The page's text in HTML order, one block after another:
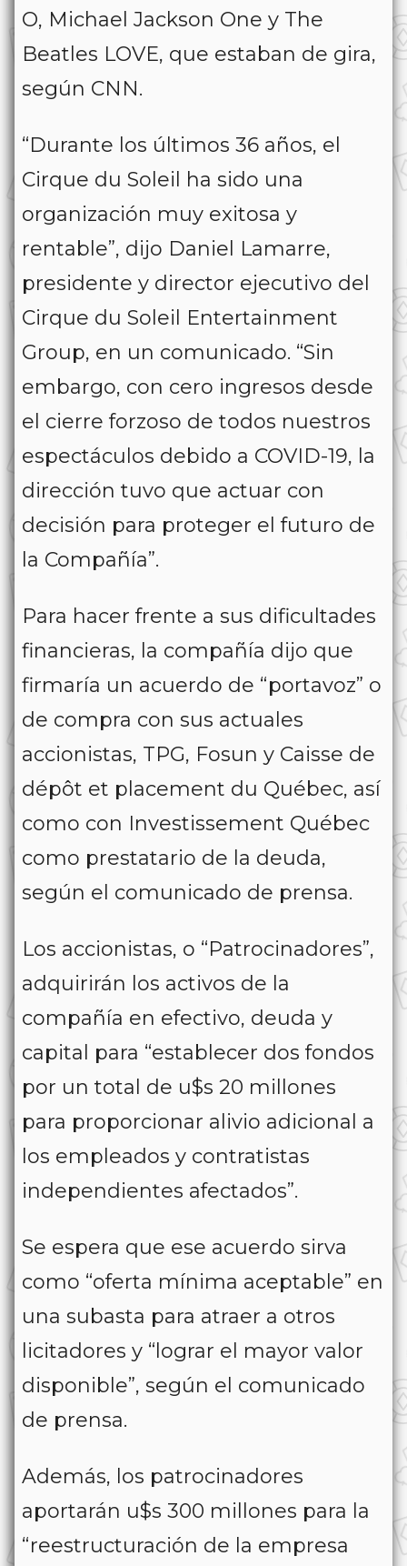
O, Michael Jackson One y The
Beatles LOVE, que estaban de gira,
según CNN.
“Durante los últimos 36 años, el
Cirque du Soleil ha sido una
organización muy exitosa y
rentable”, dijo Daniel Lamarre,
presidente y director ejecutivo del
Cirque du Soleil Entertainment
Group, en un comunicado. “Sin
embargo, con cero ingresos desde
el cierre forzoso de todos nuestros
espectáculos debido a COVID-19, la
dirección tuvo que actuar con
decisión para proteger el futuro de
la Compañía”.
Para hacer frente a sus dificultades
financieras, la compañía dijo que
firmaría un acuerdo de “portavoz” o
de compra con sus actuales
accionistas, TPG, Fosun y Caisse de
dépôt et placement du Québec, así
como con Investissement Québec
como prestatario de la deuda,
según el comunicado de prensa.
Los accionistas, o “Patrocinadores”,
adquirirán los activos de la
compañía en efectivo, deuda y
capital para “establecer dos fondos
por un total de u$s 20 millones
para proporcionar alivio adicional a
los empleados y contratistas
independientes afectados”.
Se espera que ese acuerdo sirva
como “oferta mínima aceptable” en
una subasta para atraer a otros
licitadores y “lograr el mayor valor
disponible”, según el comunicado
de prensa.
Además, los patrocinadores
aportarán u$s 300 millones para la
“reestructuración de la empresa